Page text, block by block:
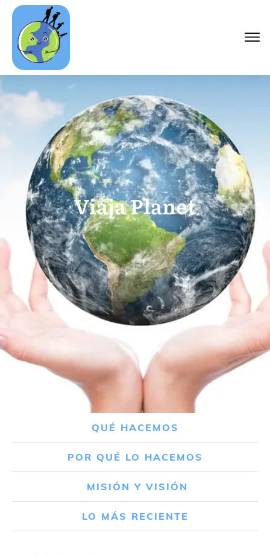
Viaja Planet
QUÉ HACEMOS
POR QUÉ LO HACEMOS
MISIÓN Y VISIÓN
LO MÁS RECIENTE